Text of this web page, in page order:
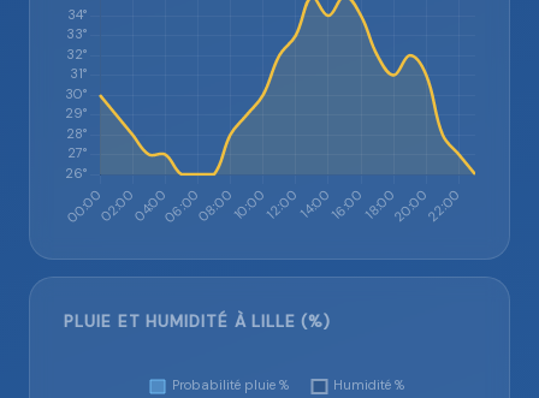
PLUIE ET HUMIDITÉ À LILLE (%)